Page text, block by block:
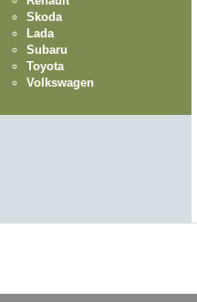
Skoda
Lada
Subaru
Toyota
Volkswagen